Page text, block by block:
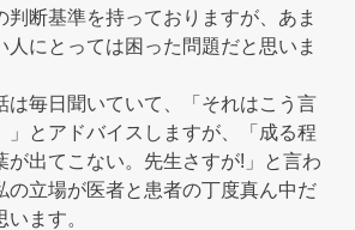
判断基準を持っておりますが、あま
人にとっては困った問題だと思いま
は毎日聞いていて、「それはこう言
」とアドバイスしますが、「成る程
が出てこない。先生さすが!」と言わ
の立場が医者と患者の丁度真ん中だ
ます。